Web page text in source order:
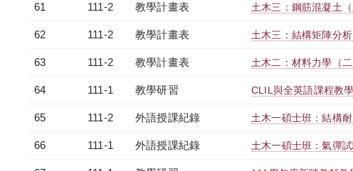
61 111-2 教學計畫表 土木三：鋼筋混凝土
62 111-2 教學計畫表 土木三：結構矩陣分
63 111-2 教學計畫表 土木二：材料力學（
64 111-1 教學研習 CLIL與全英語課程教
65 111-2 外語授課紀錄 土木一碩士班：結構
66 111-1 外語授課紀錄 土木一碩士班：氣彈